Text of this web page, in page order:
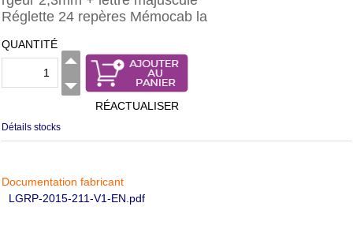
Réglette 24 repères Mémocab la
QUANTITÉ
RÉACTUALISER
Détails stocks
Documentation fabricant
LGRP-2015-211-V1-EN.pdf